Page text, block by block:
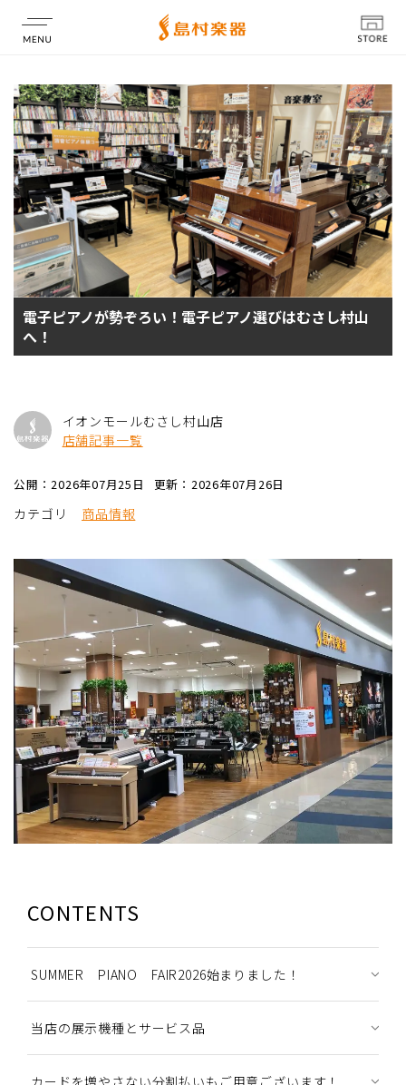
店舗情報
電子ピアノが勢ぞろい！電子ピアノ選びはむさし村山
へ！
イオンモールむさし村山店
店舗記事一覧
公開：2026年07月25日 更新：2026年07月26日
カテゴリ 商品情報
CONTENTS
SUMMER PIANO FAIR2026始まりました！
当店の展示機種とサービス品
カードを増やさない分割払いもご用意ございます！